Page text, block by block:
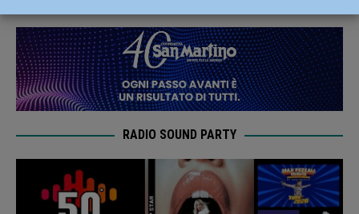
RADIO SOUND PARTY